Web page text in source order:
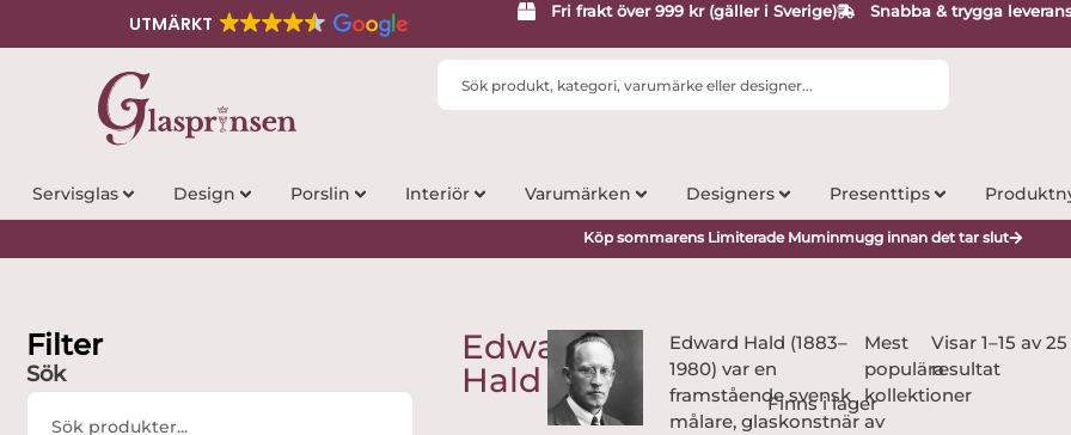
UTMÄRKT
Fri frakt över 999 kr (gäller i Sverige) Snabba & trygga
Search
Servisglas Design Porslin Interiör Varumärken Designers Presenttips
Köp sommarens Limiterade Muminmugg innan det tar slut
Filter
Sök
Search
Edward
Hald
Edward Hald (1883–
1980) var en
framstående svensk
målare, glaskonstnär
Mest
populära
kollektioner
av
Visar 1–15 av 25
resultat